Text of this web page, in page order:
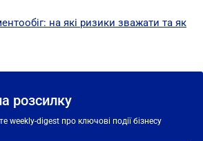
на які ризики зважати та як
розсилку
weekly-digest про ключові події бізнесу